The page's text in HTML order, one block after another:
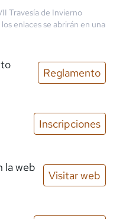
Travesía de Invierno
enlaces se abrirán en una
Reglamento
Inscripciones
la web
Visitar web